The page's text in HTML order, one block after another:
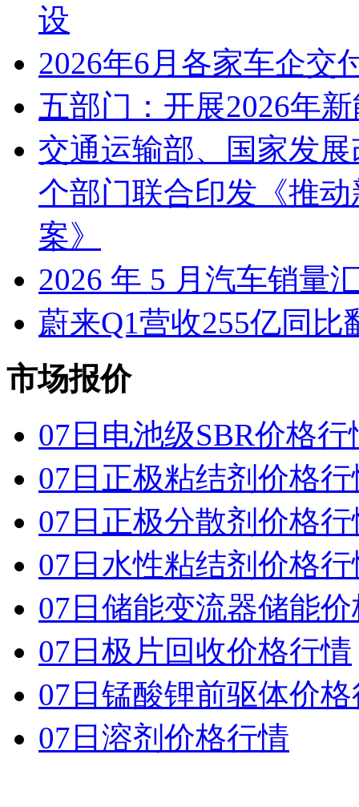
设
2026年6月各家车企交
五部门：开展2026年
交通运输部、国家发
个部门联合印发《推
案》
2026 年 5 月汽车销量
蔚来Q1营收255亿同
市场报价
07日电池级SBR价格行
07日正极粘结剂价格行
07日正极分散剂价格行
07日水性粘结剂价格行
07日储能变流器储能
07日极片回收价格行情
07日锰酸锂前驱体价
07日溶剂价格行情